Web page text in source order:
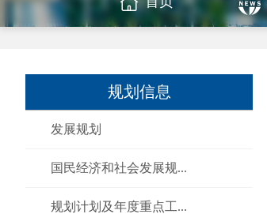
规划信息
发展规划
国民经济和社会发展规...
规划计划及年度重点工...